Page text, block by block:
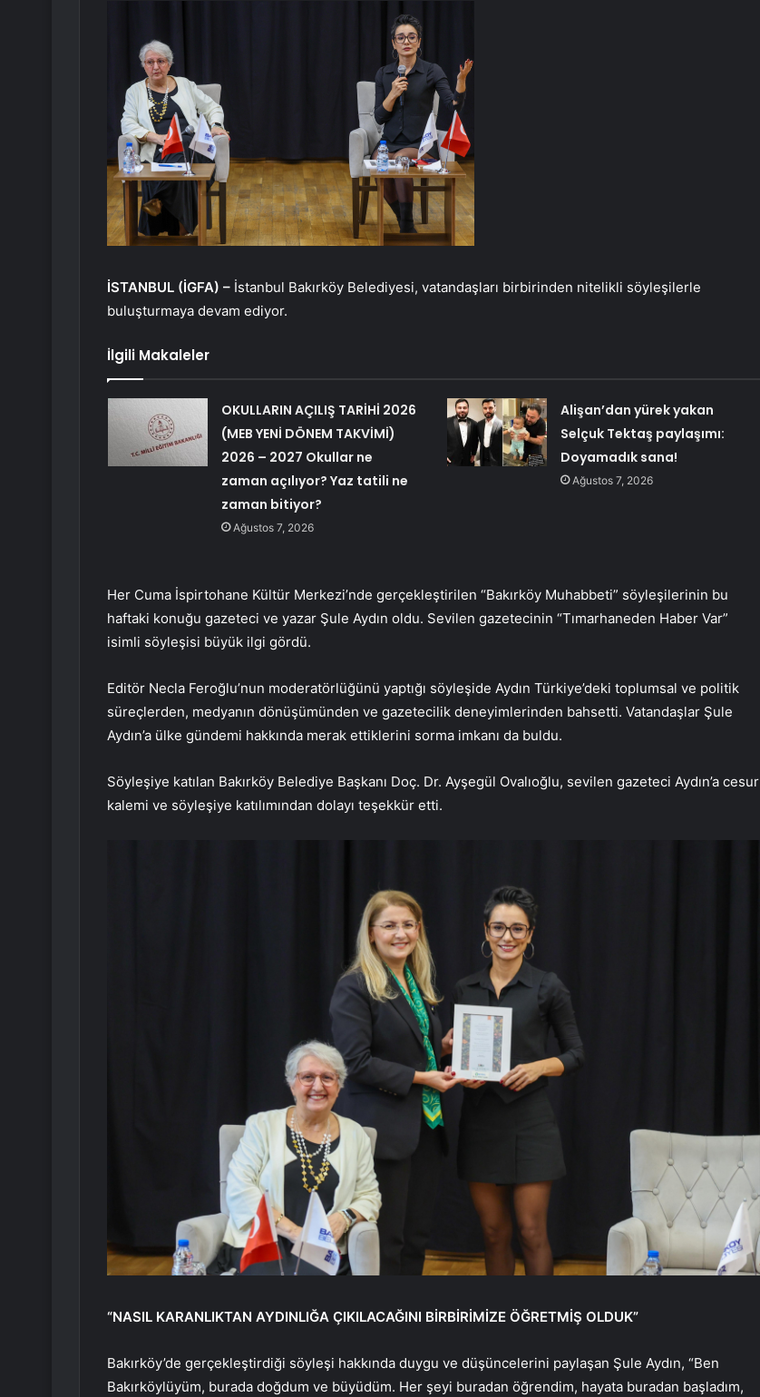
İSTANBUL (İGFA) – İstanbul Bakırköy Belediyesi, vatandaşları birbirinden nitelikli söyleşilerle
buluşturmaya devam ediyor.
İlgili Makaleler
OKULLARIN AÇILIŞ TARİHİ 2026
(MEB YENİ DÖNEM TAKVİMİ)
2026 – 2027 Okullar ne
zaman açılıyor? Yaz tatili ne
zaman bitiyor?
Ağustos 7, 2026
Alişan’dan yürek yakan
Selçuk Tektaş paylaşımı:
Doyamadık sana!
Ağustos 7, 2026
Her Cuma İspirtohane Kültür Merkezi’nde gerçekleştirilen “Bakırköy Muhabbeti” söyleşilerinin bu
haftaki konuğu gazeteci ve yazar Şule Aydın oldu. Sevilen gazetecinin “Tımarhaneden Haber Var”
isimli söyleşisi büyük ilgi gördü.
Editör Necla Feroğlu’nun moderatörlüğünü yaptığı söyleşide Aydın Türkiye’deki toplumsal ve politik
süreçlerden, medyanın dönüşümünden ve gazetecilik deneyimlerinden bahsetti. Vatandaşlar Şule
Aydın’a ülke gündemi hakkında merak ettiklerini sorma imkanı da buldu.
Söyleşiye katılan Bakırköy Belediye Başkanı Doç. Dr. Ayşegül Ovalıoğlu, sevilen gazeteci Aydın’a cesur
kalemi ve söyleşiye katılımından dolayı teşekkür etti.
“NASIL KARANLIKTAN AYDINLIĞA ÇIKILACAĞINI BİRBİRİMİZE ÖĞRETMİŞ OLDUK”
Bakırköy’de gerçekleştirdiği söyleşi hakkında duygu ve düşüncelerini paylaşan Şule Aydın, “Ben
Bakırköylüyüm, burada doğdum ve büyüdüm. Her şeyi buradan öğrendim, hayata buradan başladım,